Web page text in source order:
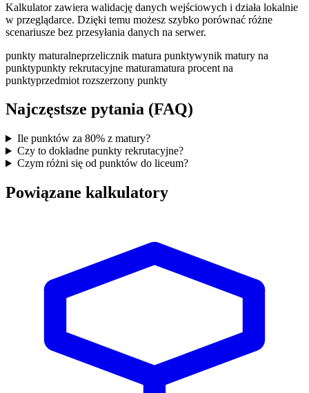
Kalkulator zawiera walidację danych wejściowych i działa lokalnie
w przeglądarce. Dzięki temu możesz szybko porównać różne
scenariusze bez przesyłania danych na serwer.
punkty maturalneprzelicznik matura punktywynik matury na
punktypunkty rekrutacyjne maturamatura procent na
punktyprzedmiot rozszerzony punkty
Najczęstsze pytania (FAQ)
Ile punktów za 80% z matury?
Czy to dokładne punkty rekrutacyjne?
Czym różni się od punktów do liceum?
Powiązane kalkulatory